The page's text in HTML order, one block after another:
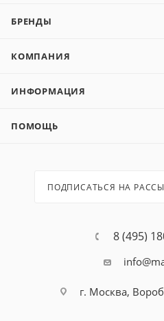
БРЕНДЫ
КОМПАНИЯ
ИНФОРМАЦИЯ
ПОМОЩЬ
ПОДПИСАТЬСЯ НА
8 (495)
г. Москва,